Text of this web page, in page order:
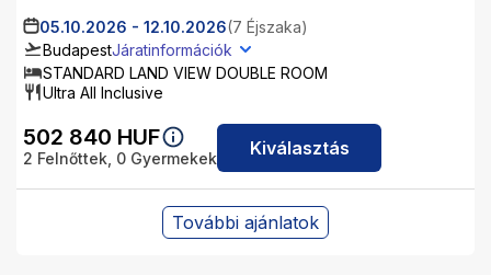
05.10.2026 - 12.10.2026(7 Éjszaka)
BudapestJáratinformációk
STANDARD LAND VIEW DOUBLE ROOM
Ultra All Inclusive
502 840 HUF
2 Felnőttek, 0 Gyermekek Kiválasztás
További ajánlatok